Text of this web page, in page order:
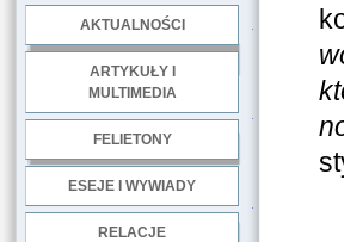
AKTUALNOŚCI
ARTYKUŁY I
MULTIMEDIA
FELIETONY
ESEJE I WYWIADY
RELACJE